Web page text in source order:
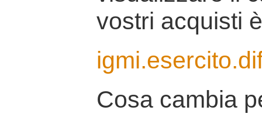
vostri acquisti
Cosa cambia